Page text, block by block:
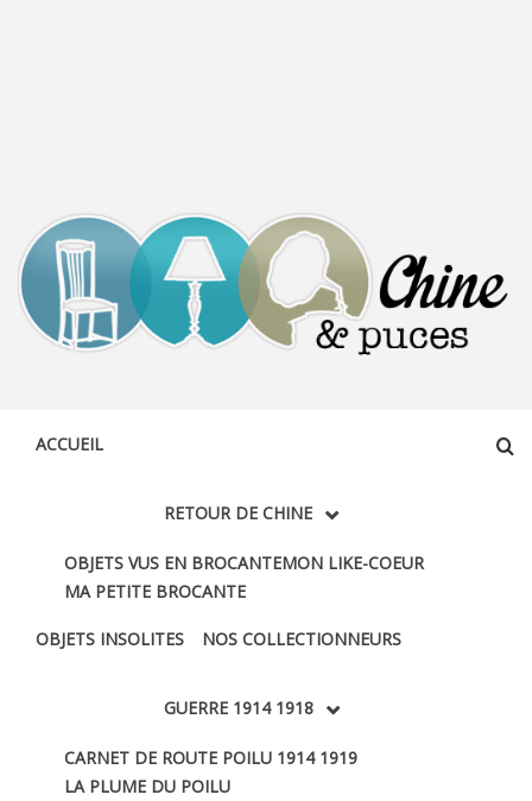
ACCUEIL
RETOUR DE CHINE
OBJETS VUS EN BROCANTEMON LIKE-COEUR
MA PETITE BROCANTE
OBJETS INSOLITES NOS COLLECTIONNEURS
GUERRE 1914 1918
CARNET DE ROUTE POILU 1914 1919
LA PLUME DU POILU